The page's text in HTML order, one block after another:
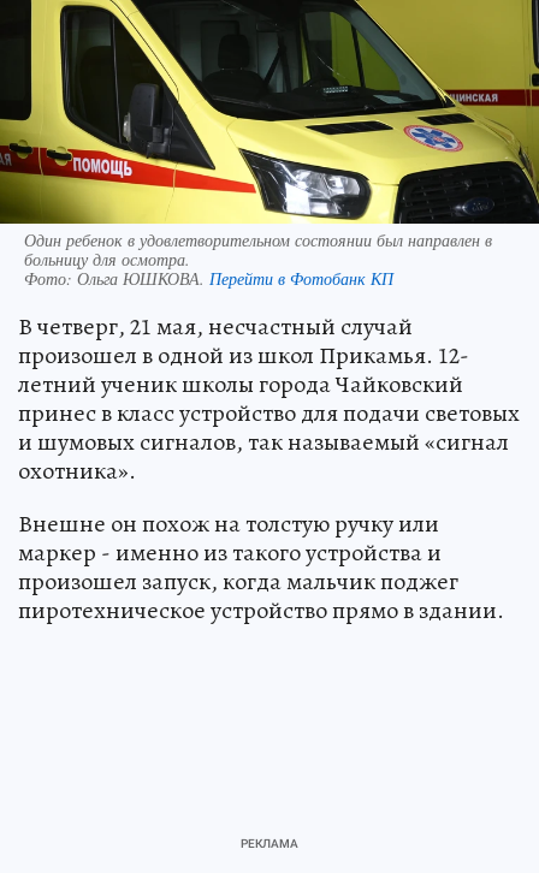
Один ребенок в удовлетворительном состоянии был направлен в
больницу для осмотра.
Фото: Ольга ЮШКОВА. Перейти в Фотобанк КП
В четверг, 21 мая, несчастный случай
произошел в одной из школ Прикамья. 12-
летний ученик школы города Чайковский
принес в класс устройство для подачи световых
и шумовых сигналов, так называемый «сигнал
охотника».
Внешне он похож на толстую ручку или
маркер - именно из такого устройства и
произошел запуск, когда мальчик поджег
пиротехническое устройство прямо в здании.